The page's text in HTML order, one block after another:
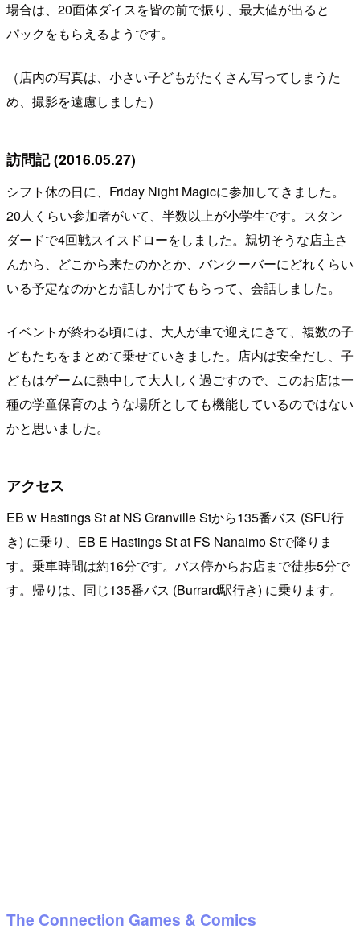
場合は、20面体ダイスを皆の前で振り、最大値が出ると
パックをもらえるようです。
（店内の写真は、小さい子どもがたくさん写ってしまうた
め、撮影を遠慮しました）
訪問記 (2016.05.27)
シフト休の日に、Friday Night Magicに参加してきました。
20人くらい参加者がいて、半数以上が小学生です。スタン
ダードで4回戦スイスドローをしました。親切そうな店主さ
んから、どこから来たのかとか、バンクーバーにどれくらい
いる予定なのかとか話しかけてもらって、会話しました。
イベントが終わる頃には、大人が車で迎えにきて、複数の子
どもたちをまとめて乗せていきました。店内は安全だし、子
どもはゲームに熱中して大人しく過ごすので、このお店は一
種の学童保育のような場所としても機能しているのではない
かと思いました。
アクセス
EB w Hastings St at NS Granville Stから135番バス (SFU行
き) に乗り、EB E Hastings St at FS Nanaimo Stで降りま
す。乗車時間は約16分です。バス停からお店まで徒歩5分で
す。帰りは、同じ135番バス (Burrard駅行き) に乗ります。
The Connection Games & Comics